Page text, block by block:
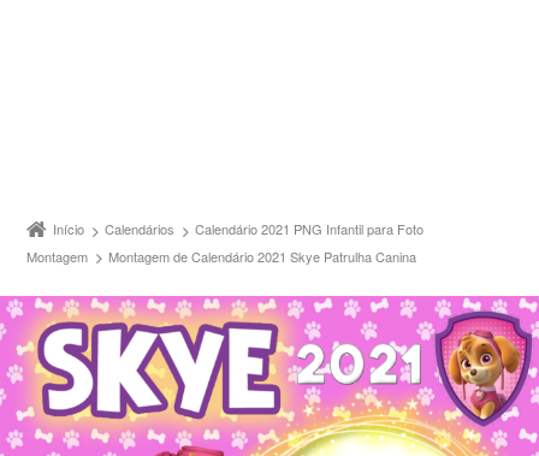
Início Calendários
Calendário 2021 PNG Infantil para Foto
Montagem
Montagem de Calendário 2021 Skye Patrulha Canina